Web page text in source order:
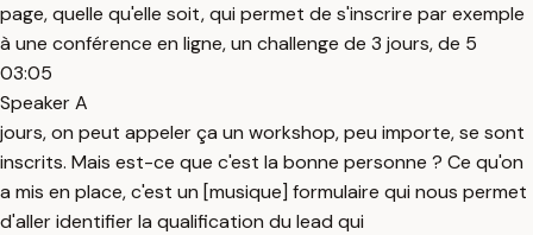
page, quelle qu'elle soit, qui permet de s'inscrire par exemple
à une conférence en ligne, un challenge de 3 jours, de 5
03:05
Speaker A
jours, on peut appeler ça un workshop, peu importe, se sont
inscrits. Mais est-ce que c'est la bonne personne ? Ce qu'on
a mis en place, c'est un [musique] formulaire qui nous permet
d'aller identifier la qualification du lead qui